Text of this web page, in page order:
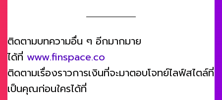
ติดตามบทความอื่น ๆ อีกมากมาย
ได้ที่ www.finspace.co
ติดตามเรื่องราวการเงินที่จะมาตอบโจทย์ไลฟ์สไตล์ที่
เป็นคุณก่อนใครได้ที่